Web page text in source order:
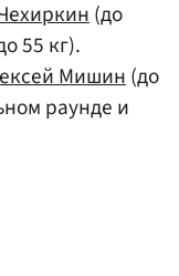
(до
55 кг).
Мишин(до
раунде и